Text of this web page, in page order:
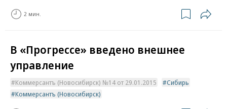
2 мин.
В «Прогрессе» введено внешнее
управление
Коммерсантъ (Новосибирск) №14 от 29.01.2015
Сибирь
Коммерсантъ (Новосибирск)